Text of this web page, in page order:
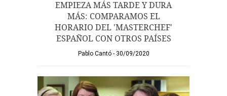
EMPIEZA MÁS TARDE Y DURA
MÁS: COMPARAMOS EL
HORARIO DEL 'MASTERCHEF'
ESPAÑOL CON OTROS PAÍSES
Pablo Cantó 30/09/2020